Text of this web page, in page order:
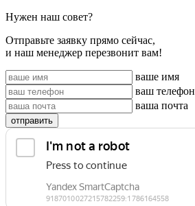
Нужен наш совет?
Отправьте заявку прямо сейчас,
и наш менеджер перезвонит вам!
ваше имя
ваш телефон
ваша почта
отправить